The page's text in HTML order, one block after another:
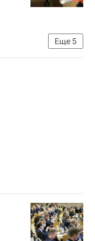
Еще5